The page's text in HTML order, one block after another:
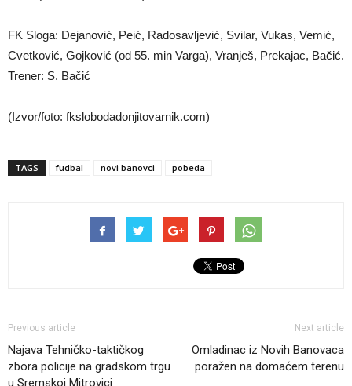
FK Sloga: Dejanović, Peić, Radosavljević, Svilar, Vukas, Vemić,
Cvetković, Gojković (od 55. min Varga), Vranješ, Prekajac, Bačić.
Trener: S. Bačić
(Izvor/foto: fkslobodadonjitovarnik.com)
TAGS fudbal novi banovci pobeda
Previous article
Najava Tehničko-taktičkog
zbora policije na gradskom trgu
u Sremskoj Mitrovici
Next article
Omladinac iz Novih Banovaca
poražen na domaćem terenu